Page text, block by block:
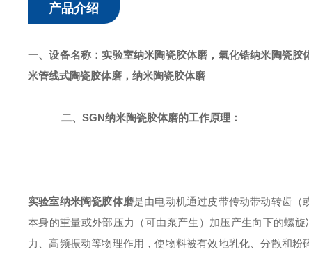
产品介绍
一、设备名称 ：实验室纳米陶瓷胶体磨 ， 氧化锆纳米陶瓷胶
米管线式陶瓷胶体磨 ， 纳米陶瓷胶体磨
二、SGN纳米陶瓷胶体磨的工作原理 ：
实验室纳米陶瓷胶体磨是由电动机通过皮带传动带动转齿（
本身的重量或外部压力（可由泵产生）加压产生向下的螺
力、高频振动等物理作用，使物料被有效地乳化、分散和